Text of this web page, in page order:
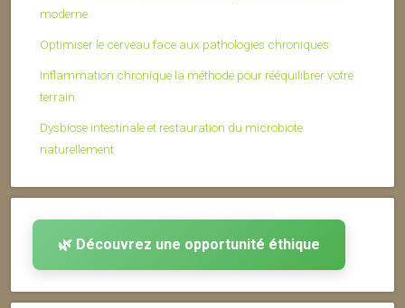
moderne
Optimiser le cerveau face aux pathologies chroniques
Inflammation chronique la méthode pour rééquilibrer votre
terrain
Dysbiose intestinale et restauration du microbiote
naturellement
🌿 Découvrez une opportunité éthique